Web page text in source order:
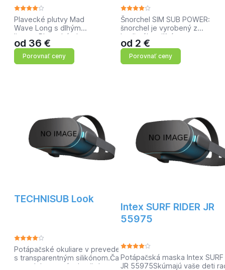
Plavecké plutvy Mad
Wave Long s dlhým
listom. Plavecké plutvy
Mad Wave Long 7 od
výrobce Mad Wave
najdete v kategorii
od 36 €
Porovnať ceny
Šnorchel SIM SUB POWER:
šnorchel je vyrobený z
kvalitného silikónu.
Šnorchel má ventilček v
dolnej časti z ktorého je
možné vyfúknuť možnú
od 2 €
Porovnať ceny
TECHNISUB Look
Potápačské okuliare v prevedení
s transparentným silikónom.Často
napodobňované, ale nikdy
Intex SURF RIDER JR
55975
Potápačská maska Intex SURF
JR 55975Skúmajú vaše deti